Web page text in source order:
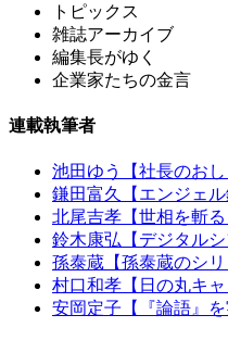
トピックス
雑誌アーカイブ
編集長がゆく
企業家たちの金言
連載執筆者
池田ゆう【社長のおし
鎌田富久【エンジェル
北尾吉孝【世相を斬る
鈴木康弘【デジタルシ
孫泰蔵【孫泰蔵のシ
村口和孝【日の丸キャ
安岡定子【『論語』を